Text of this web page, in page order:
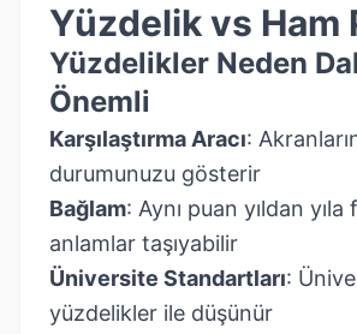
Yüzdelik vs Ham
Yüzdelikler Neden
Önemli
Karşılaştırma Aracı:
durumunuzu gösterir
Bağlam: Aynı puan yıldan yıla
anlamlar taşıyabilir
Üniversite Standartları:
yüzdelikler ile düşünür